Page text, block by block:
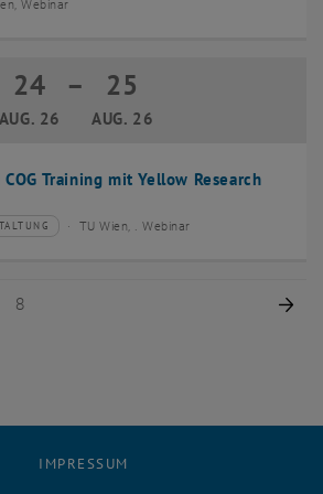
Webinar
COG Training mit Yellow Research
24
AUG. 26
24 August 2026 bis 25 August 2026
– 25
AUG. 26
TU Wien, . Webinar
8
Seite 8 von 8
8
IMPRESSUM